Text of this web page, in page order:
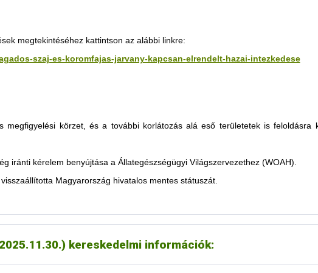
megtekintéséhez kattintson az alábbi linkre:
szaj-es-koromfajas-jarvany-kapcsan-elrendelt-hazai-intezkedese
megfigyelési körzet, és a további korlátozás alá eső területetek is feloldásra
iránti kérelem benyújtása a Állategészségügyi Világszervezethez (WOAH).
Magyarország hivatalos mentes státuszát.
kereskedelmi információk:
érkezett értesítés szerint az ukrán hatóság minden, az RSzKF miatt elrendelt
érkezett értesítés szerint a szerb hatóság feloldott minden, RSzKF miatt
értesítés szerint feloldotta RSzKF vonatkozásában az alábbi termékekre
adalékanyagok, aromák
szánt szarvasmarhák;
tájékoztatása értelmében feloldották a 2025 márciusában RSzKF miatt